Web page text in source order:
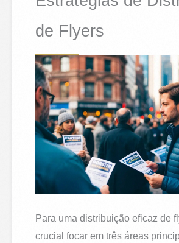
de Flyers
Para uma distribuição eficaz de
crucial focar em três áreas